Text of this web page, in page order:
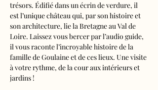
trésors. Édifié dans un écrin de verdure, il
est l’unique château qui, par son histoire et
son architecture, lie la Bretagne au Val de
Loire. Laissez vous bercer par l’audio guide,
il vous raconte l’incroyable histoire de la
famille de Goulaine et de ces lieux. Une visite
à votre rythme, de la cour aux intérieurs et
jardins !